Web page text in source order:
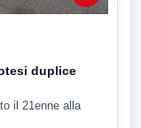
duplice
il 21enne alla